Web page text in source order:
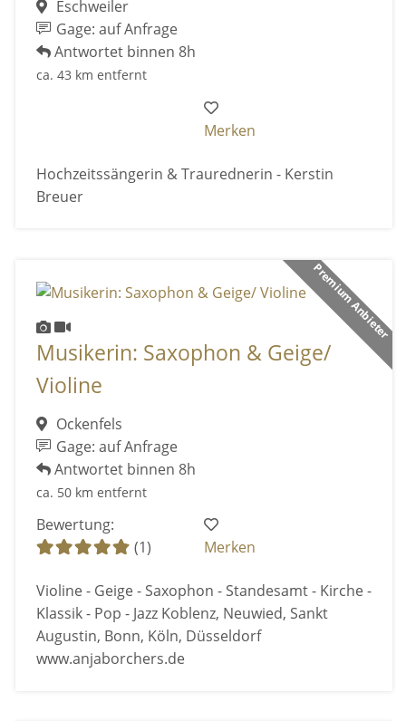
Eschweiler
Gage: auf Anfrage
Antwortet binnen 8h
ca. 43 km entfernt
Merken
Hochzeitssängerin & Traurednerin - Kerstin
Breuer
Premium Anbieter
Musikerin: Saxophon & Geige/
Violine
Ockenfels
Gage: auf Anfrage
Antwortet binnen 8h
ca. 50 km entfernt
Bewertung:
(1)
Merken
Violine - Geige - Saxophon - Standesamt - Kirche -
Klassik - Pop - Jazz Koblenz, Neuwied, Sankt
Augustin, Bonn, Köln, Düsseldorf
www.anjaborchers.de